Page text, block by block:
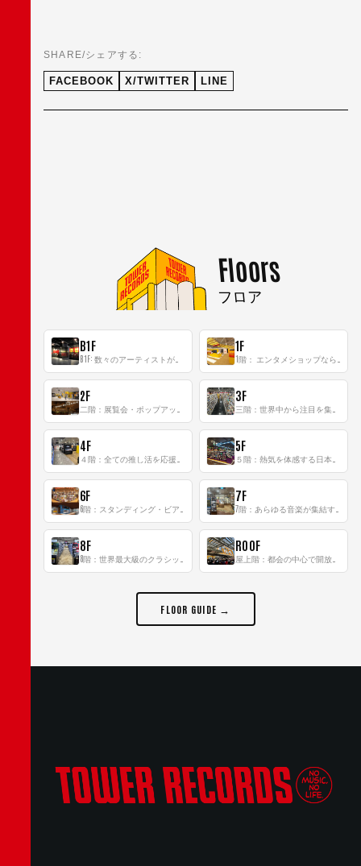
SHARE/シェアする:
FACEBOOK X/TWITTER LINE
Floors
フロア
B1F 1F
2F 3F
4F 5F
6F 7F
8F ROOF
FLOOR GUIDE →